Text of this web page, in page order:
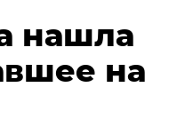
нашла
на